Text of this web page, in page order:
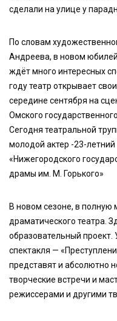
сделали на улице у
По словам
Андреева, в новом
ждёт много интересных
году театр открывает
середине сентября на
Омского
Сегодня театральной
молодой актер -23-
«Нижегородского
драмы им. М. Горького»
В новом сезоне, в полную
драматического театра.
образовательный
спектакля —
представят и абсолютно
творческие встречи и
режиссерами и другими